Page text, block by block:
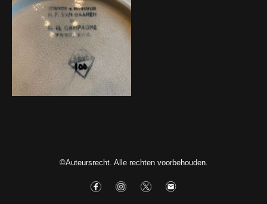
©Auteursrecht. Alle rechten voorbehouden.